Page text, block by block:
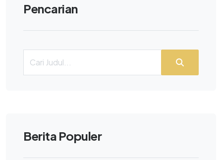
Pencarian
Berita Populer